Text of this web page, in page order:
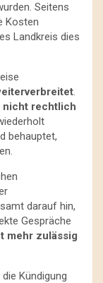
Seitens
Kosten
Landkreis dies
.
nicht rechtlich
behauptet,
darauf hin,
Gespräche
mehr zulässig
Kündigung